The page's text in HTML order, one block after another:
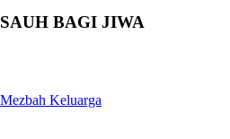
SAUH BAGI JIWA
Mezbah Keluarga